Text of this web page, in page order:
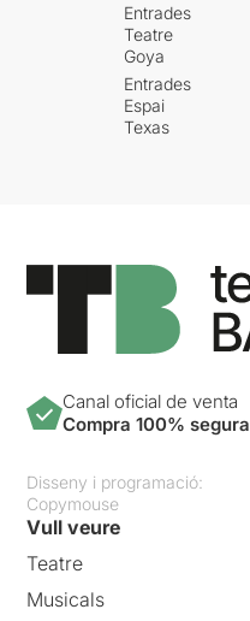
Entrades
Teatre
Goya
Entrades
Espai
Texas
Canal oficial de venta
Compra 100% segura
Disseny i programació:
Copymouse
Vull veure
Teatre
Musicals